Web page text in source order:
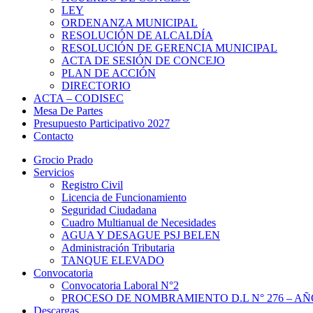
LEY
ORDENANZA MUNICIPAL
RESOLUCIÓN DE ALCALDÍA
RESOLUCIÓN DE GERENCIA MUNICIPAL
ACTA DE SESIÓN DE CONCEJO
PLAN DE ACCIÓN
DIRECTORIO
ACTA – CODISEC
Mesa De Partes
Presupuesto Participativo 2027
Contacto
Grocio Prado
Servicios
Registro Civil
Licencia de Funcionamiento
Seguridad Ciudadana
Cuadro Multianual de Necesidades
AGUA Y DESAGUE PSJ BELEN
Administración Tributaria
TANQUE ELEVADO
Convocatoria
Convocatoria Laboral N°2
PROCESO DE NOMBRAMIENTO D.L N° 276 –
Descargas